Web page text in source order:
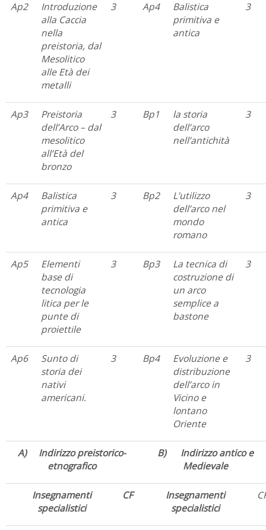
Ap2
Introduzione
alla Caccia
nella
preistoria, dal
Mesolitico
alle Età dei
metalli
3 Ap4
Balistica
primitiva e
antica
3
Ap3
Preistoria
dell’Arco – dal
mesolitico
all’Età del
bronzo
3 Bp1
la storia
dell’arco
nell’antichità
3
Ap4
Balistica
primitiva e
antica
3 Bp2
L’utilizzo
dell’arco nel
mondo
romano
3
Ap5
Elementi
base di
tecnologia
litica per le
punte di
proiettile
3 Bp3
La tecnica di
costruzione di
un arco
semplice a
bastone
3
Ap6
Sunto di
storia dei
nativi
americani.
3 Bp4
Evoluzione e
distribuzione
dell’arco in
Vicino e
lontano
Oriente
3
A) Indirizzo preistorico-
etnografico
B) Indirizzo antico e
Medievale
Insegnamenti
specialistici
CF
Insegnamenti
specialistici